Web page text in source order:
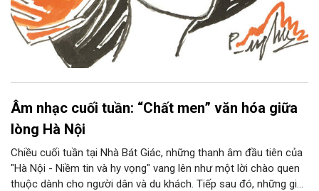
Âm nhạc cuối tuần: “Chất men” văn hóa giữa
lòng Hà Nội
Chiều cuối tuần tại Nhà Bát Giác, những thanh âm đầu tiên của
"Hà Nội - Niềm tin và hy vọng" vang lên như một lời chào quen
thuộc dành cho người dân và du khách. Tiếp sau đó, những giai